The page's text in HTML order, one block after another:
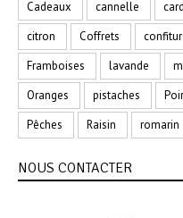
Cadeaux
cannelle
citron
Coffrets
Framboises
lavande
Oranges
pistaches
Pêches
Raisin romarin
NOUS CONTACTER